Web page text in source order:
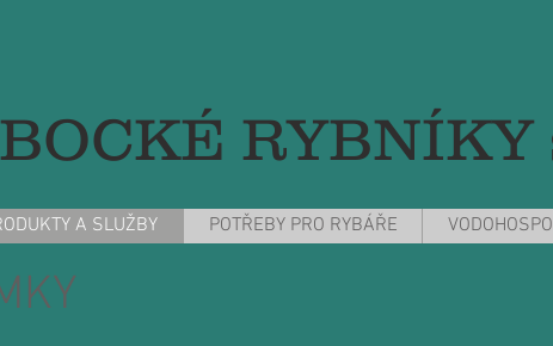
RYBNÍKY
A SLUŽBY POTŘEBY PRO RYBÁŘE